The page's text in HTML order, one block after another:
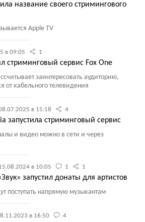
название своего стримингового
Apple TV
в 09:05 1
стриминговый сервис Fox One
заинтересовать аудиторию,
от кабельного телевидения
в 15:18 4
запустила стриминговый сервис
и видео можно в сети и через
в 10:05 1 1
запустил донаты для артистов
поступать напрямую музыкантам
в 16:50 4